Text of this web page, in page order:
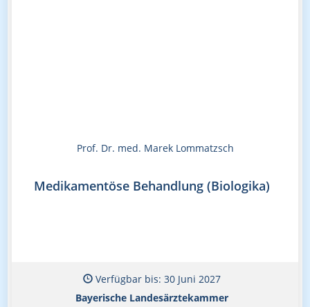
Prof. Dr. med. Marek Lommatzsch
Medikamentöse Behandlung (Biologika)
Verfügbar bis: 30 Juni 2027
Bayerische Landesärztekammer